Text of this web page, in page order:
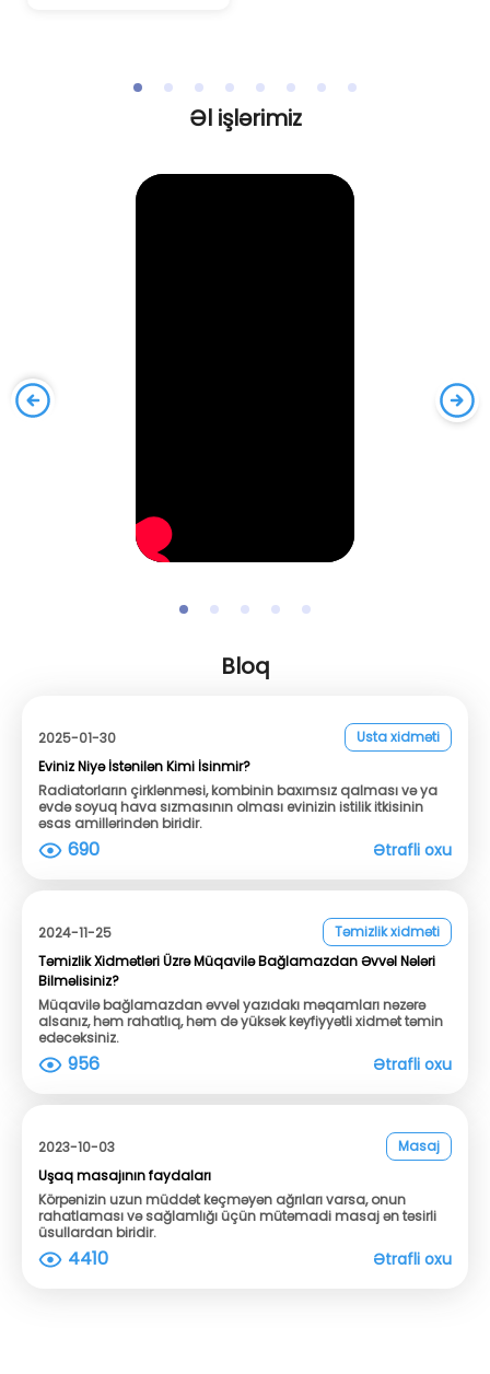
Əl işlərimiz
Bloq
2025-01-30
Usta xidməti
Eviniz Niyə İstənilən Kimi İsinmir?
Radiatorların çirklənməsi, kombinin baxımsız qalması və ya
evdə soyuq hava sızmasının olması evinizin istilik itkisinin
əsas amillərindən biridir.
690 Ətrafli oxu
2024-11-25
Təmizlik xidməti
Təmizlik Xidmətləri Üzrə Müqavilə Bağlamazdan Əvvəl Nələri
Bilməlisiniz?
Müqavilə bağlamazdan əvvəl yazıdakı məqamları nəzərə
alsanız, həm rahatlıq, həm də yüksək keyfiyyətli xidmət təmin
edəcəksiniz.
956 Ətrafli oxu
2023-10-03
Masaj
Uşaq masajının faydaları
Körpənizin uzun müddət keçməyən ağrıları varsa, onun
rahatlaması və sağlamlığı üçün mütəmadi masaj ən təsirli
üsullardan biridir.
4410 Ətrafli oxu